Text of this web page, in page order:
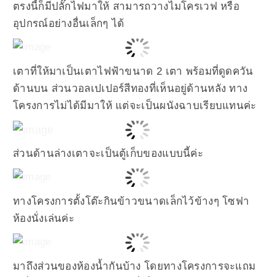
ตรงนี้ก็มีปลั๊กไฟมาให้ สามารถวางไมโครเวฟ หรือ
อุปกรณ์อย่างอื่นเล็กๆ ได้
เตาที่ให้มาเป็นเตาไฟฟ้าขนาด 2 เตา พร้อมที่ดูดควัน
ด้านบน ส่วนวอลเปเปอร์สีทองที่เห็นอยู่ด้านหลัง ทาง
โครงการไม่ได้มีมาให้ แต่จะเป็นผนังฉาบเรียบแทนค่ะ
ส่วนด้านล่างเตาจะเป็นตู้เก็บของแบบนี้ค่ะ
ทางโครงการตั้งโต๊ะกินข้าวขนาดเล็กไว้ข้างๆ โซฟา
ห้องนั่งเล่นค่ะ
มาถึงส่วนของห้องน้ำกันบ้าง โดยทางโครงการจะแถม